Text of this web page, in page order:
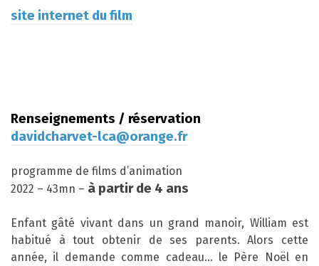
site internet du film
Renseignements / réservation
davidcharvet-lca@orange.fr
programme de films d’animation
2022 – 43mn – à partir de 4 ans
Enfant gâté vivant dans un grand manoir, William est
habitué à tout obtenir de ses parents. Alors cette
année, il demande comme cadeau… le Père Noël en